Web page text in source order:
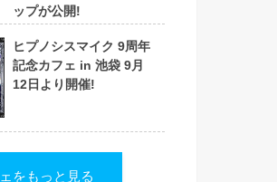
ップが公開!
ヒプノシスマイク 9周年
記念カフェ in 池袋 9月
12日より開催!
をもっと見る